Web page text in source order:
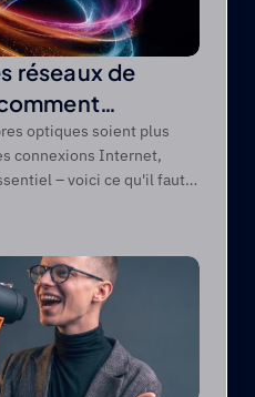
réseaux de
de fibres
menaces
optiques soient plus
connexions Internet,
– voici ce qu'il faut